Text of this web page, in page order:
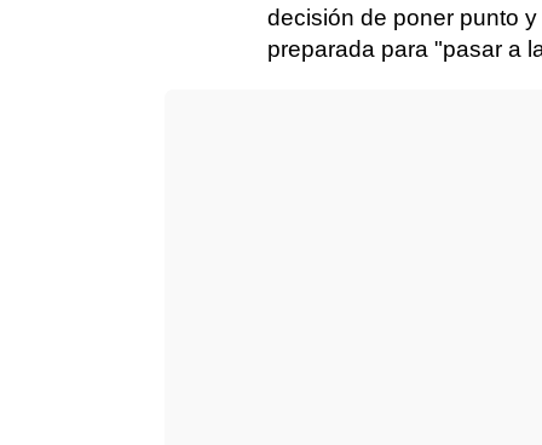
decisión de poner punto
preparada para "pasar a